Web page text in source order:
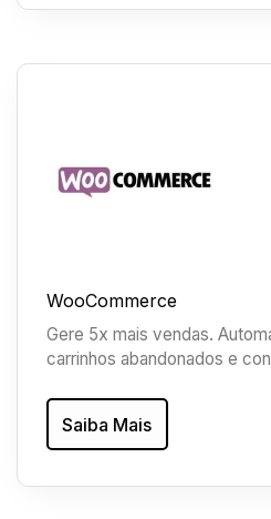
WooCommerce
Gere 5x mais vendas.
carrinhos abandonados e
Saiba Mais